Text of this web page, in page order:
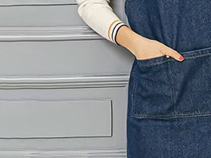
是否繳費成功／繳費後需取消欲退款等相關
客戶支援中心」https://
１．透過由恩沛科技股份有限公司提供之「
易，需依本服務之必要範圍內提供個人資料
權轉讓予恩沛科技股份有限公司。
２．關於個人資料處理事宜，請瀏覽以下網
https://aftee.tw/terms/#terms3
３．未成年的使用者請事先徵得法定代理人
「AFTEE先享後付」，若未經同意申辦者引
7-11取貨付款三天
每筆NT$60，滿NT$490(含以上)免運費
7-11離島取貨付款
每筆NT$100，滿NT$1,000(含以上)免
每筆NT$60，滿NT$490(含以上)免運費